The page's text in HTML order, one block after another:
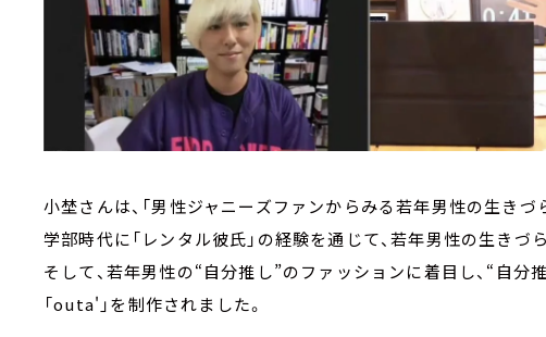
小埜さんは、「男性ジャニーズファンからみる若年男性の生きづ
学部時代に「レンタル彼氏」の経験を通じて、若年男性の生きづ
そして、若年男性の“自分推し”のファッションに着目し、“自分
「outa'」を制作されました。